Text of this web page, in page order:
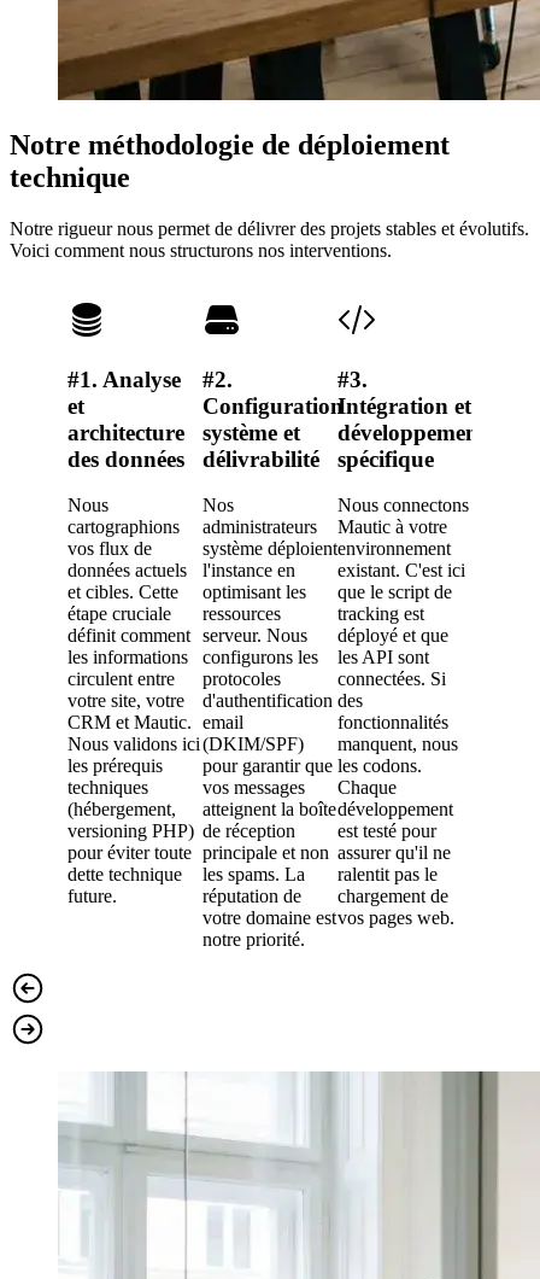
Notre méthodologie de déploiement
technique
Notre rigueur nous permet de délivrer des projets stables et évolutifs.
Voici comment nous structurons nos interventions.
#1. Analyse
et
architecture
des données
Nous
cartographions
vos flux de
données actuels
et cibles. Cette
étape cruciale
définit comment
les informations
circulent entre
votre site, votre
CRM et Mautic.
Nous validons ici
les prérequis
techniques
(hébergement,
versioning PHP)
pour éviter toute
dette technique
future.
#2.
Configuration
système et
délivrabilité
Nos
administrateurs
système déploient
l'instance en
optimisant les
ressources
serveur. Nous
configurons les
protocoles
d'authentification
email
(DKIM/SPF)
pour garantir que
vos messages
atteignent la boîte
de réception
principale et non
les spams. La
réputation de
votre domaine est
notre priorité.
#3.
Intégration et
développement
spécifique
Nous connectons
Mautic à votre
environnement
existant. C'est ici
que le script de
tracking est
déployé et que
les API sont
connectées. Si
des
fonctionnalités
manquent, nous
les codons.
Chaque
développement
est testé pour
assurer qu'il ne
ralentit pas le
chargement de
vos pages web.